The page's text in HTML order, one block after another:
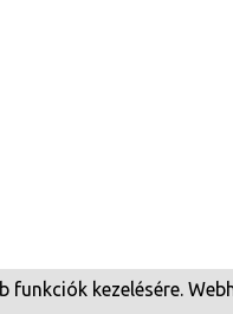
kezelésére.